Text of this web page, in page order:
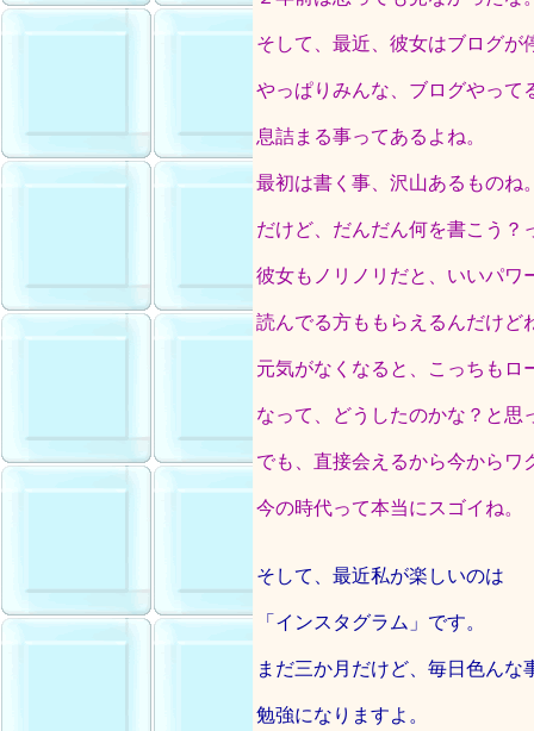
そして、最近、彼女はブログが
やっぱりみんな、ブログやって
息詰まる事ってあるよね。
最初は書く事、沢山あるものね
だけど、だんだん何を書こう？
彼女もノリノリだと、いいパワ
読んでる方ももらえるんだけど
元気がなくなると、こっちもロ
なって、どうしたのかな？と思
でも、直接会えるから今からワ
今の時代って本当にスゴイね。
そして、最近私が楽しいのは
「インスタグラム」です。
まだ三か月だけど、毎日色んな
勉強になりますよ。